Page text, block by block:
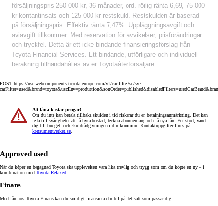
försäljningspris 250 000 kr, 36 månader, ord. rörlig ränta 6,69, 75 000
kr kontantinsats och 125 000 kr restskuld. Restskulden är baserad
på försäljningspris. Effektiv ränta 7,47%. Uppläggningsavgift och
aviavgift tillkommer. Med reservation för avvikelser, prisförändringar
och tryckfel. Detta är ett icke bindande finansieringsförslag från
Toyota Financial Services. Ett bindande, utförligare och individuell
beräkning tillhandahålles av er Toyotaåterförsäljare.
POST https://usc-webcomponents.toyota-europe.com/v1/car-filter/se/sv?
Att låna kostar pengar!
Om du inte kan betala tillbaka skulden i tid riskerar du en betalningsanmärkning. Det kan
leda till svårigheter att få hyra bostad, teckna abonnemang och få nya lån. För stöd, vänd
dig till budget- och skuldrådgivningen i din kommun. Kontaktuppgifter finns på
konsumentverket.se
Approved used
När du köper en begagnad Toyota ska upplevelsen vara lika trevlig och trygg som om du köpte en ny – i
kombination med Toyota Relaxed
Finans
Med lån hos Toyota Finans kan du smidigt finansiera din bil på det sätt som passar dig.